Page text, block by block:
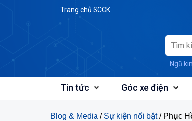
Trang chủ SCCK
Ngũ
Tin tức Góc xe điện
Blog & Media / Sự kiện nổi bật/ Phục